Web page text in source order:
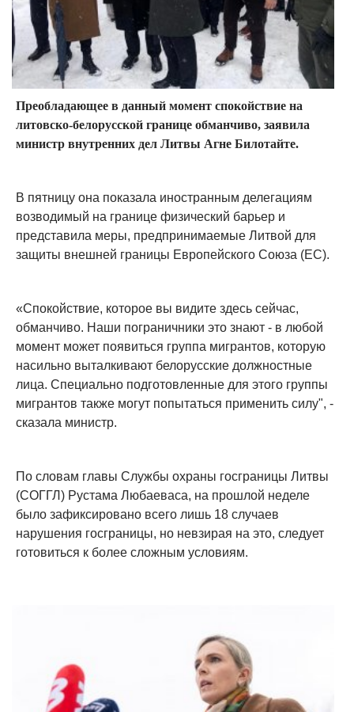
Преобладающее в данный момент спокойствие на
литовско-белорусской границе обманчиво, заявила
министр внутренних дел Литвы Агне Билотайте.
В пятницу она показала иностранным делегациям
возводимый на границе физический барьер и
представила меры, предпринимаемые Литвой для
защиты внешней границы Европейского Союза (ЕС).
«Спокойствие, которое вы видите здесь сейчас,
обманчиво. Наши пограничники это знают - в любой
момент может появиться группа мигрантов, которую
насильно выталкивают белорусские должностные
лица. Специально подготовленные для этого группы
мигрантов также могут попытаться применить силу", -
сказала министр.
По словам главы Службы охраны госграницы Литвы
(СОГГЛ) Рустама Любаеваса, на прошлой неделе
было зафиксировано всего лишь 18 случаев
нарушения госграницы, но невзирая на это, следует
готовиться к более сложным условиям.